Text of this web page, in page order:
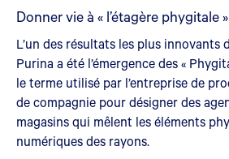
Donner vie à « l’étagère phygitale »
L’un des résultats les plus innovants
Purina a été l’émergence des «
le terme utilisé par l’entreprise de
de compagnie pour désigner des
magasins qui mêlent les éléments
numériques des rayons.